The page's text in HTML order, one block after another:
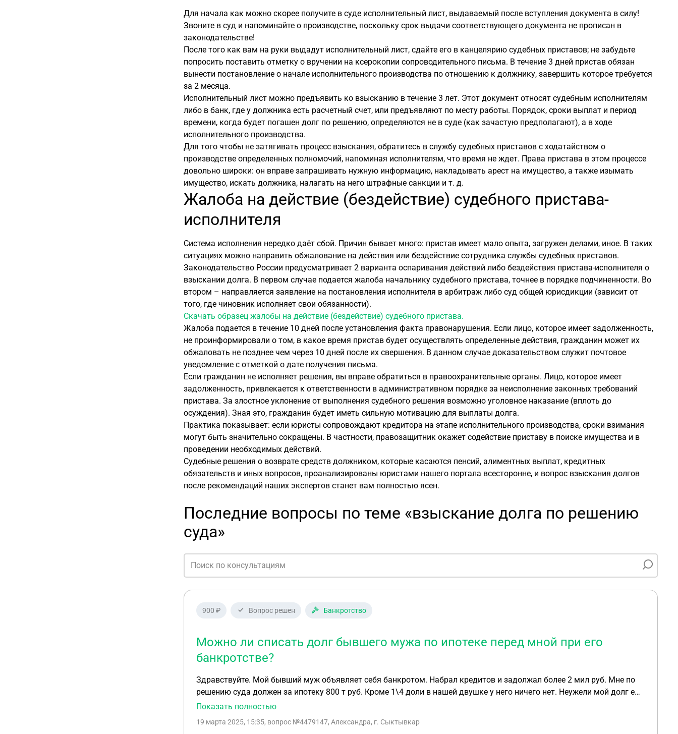
Для начала как можно скорее получите в суде исполнительный лист, выдаваемый после вступления документа в силу!
Звоните в суд и напоминайте о производстве, поскольку срок выдачи соответствующего документа не прописан в
законодательстве!
После того как вам на руки выдадут исполнительный лист, сдайте его в канцелярию судебных приставов; не забудьте
попросить поставить отметку о вручении на ксерокопии сопроводительного письма. В течение 3 дней пристав обязан
вынести постановление о начале исполнительного производства по отношению к должнику, завершить которое требуется
за 2 месяца.
Исполнительный лист можно предъявить ко взысканию в течение 3 лет. Этот документ относят судебным исполнителям
либо в банк, где у должника есть расчетный счет, или предъявляют по месту работы. Порядок, сроки выплат и период
времени, когда будет погашен долг по решению, определяются не в суде (как зачастую предполагают), а в ходе
исполнительного производства.
Для того чтобы не затягивать процесс взыскания, обратитесь в службу судебных приставов с ходатайством о
производстве определенных полномочий, напоминая исполнителям, что время не ждет. Права пристава в этом процессе
довольно широки: он вправе запрашивать нужную информацию, накладывать арест на имущество, а также изымать
имущество, искать должника, налагать на него штрафные санкции и т. д.
Жалоба на действие (бездействие) судебного пристава-
исполнителя
Система исполнения нередко даёт сбой. Причин бывает много: пристав имеет мало опыта, загружен делами, иное. В таких
ситуациях можно направить обжалование на действия или бездействие сотрудника службы судебных приставов.
Законодательство России предусматривает 2 варианта оспаривания действий либо бездействия пристава-исполнителя о
взыскании долга. В первом случае подается жалоба начальнику судебного пристава, точнее в порядке подчиненности. Во
втором – направляется заявление на постановления исполнителя в арбитраж либо суд общей юрисдикции (зависит от
того, где чиновник исполняет свои обязанности).
Скачать образец жалобы на действие (бездействие) судебного пристава.
Жалоба подается в течение 10 дней после установления факта правонарушения. Если лицо, которое имеет задолженность,
не проинформировали о том, в какое время пристав будет осуществлять определенные действия, гражданин может их
обжаловать не позднее чем через 10 дней после их свершения. В данном случае доказательством служит почтовое
уведомление с отметкой о дате получения письма.
Если гражданин не исполняет решения, вы вправе обратиться в правоохранительные органы. Лицо, которое имеет
задолженность, привлекается к ответственности в административном порядке за неисполнение законных требований
пристава. За злостное уклонение от выполнения судебного решения возможно уголовное наказание (вплоть до
осуждения). Зная это, гражданин будет иметь сильную мотивацию для выплаты долга.
Практика показывает: если юристы сопровождают кредитора на этапе исполнительного производства, сроки взимания
могут быть значительно сокращены. В частности, правозащитник окажет содействие приставу в поиске имущества и в
проведении необходимых действий.
Судебные решения о возврате средств должником, которые касаются пенсий, алиментных выплат, кредитных
обязательств и иных вопросов, проанализированы юристами нашего портала всесторонне, и вопрос взыскания долгов
после рекомендаций наших экспертов станет вам полностью ясен.
Последние вопросы по теме «взыскание долга по решению
суда»
900 ₽ Вопрос решен Банкротство
Можно ли списать долг бывшего мужа по ипотеке перед мной при его
банкротстве?
Здравствуйте. Мой бывший муж объявляет себя банкротом. Набрал кредитов и задолжал более 2 мил руб. Мне по
решению суда должен за ипотеку 800 т руб. Кроме 1\4 доли в нашей двушке у него ничего нет. Неужели мой долг ему
могут списать? Что делать?
Показать полностью
19 марта 2025, 15:35, вопрос №4479147, Александра, г. Сыктывкар